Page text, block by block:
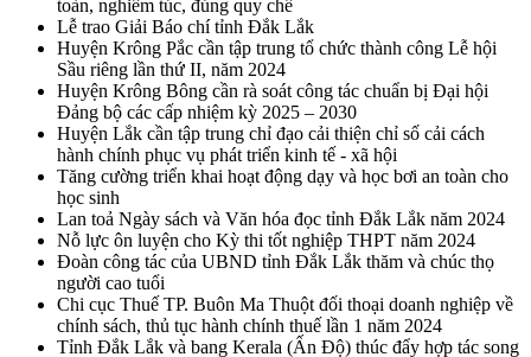
toàn, nghiêm túc, đúng quy chế
Lễ trao Giải Báo chí tỉnh Đắk Lắk
Huyện Krông Pắc cần tập trung tổ chức thành công Lễ hội
Sầu riêng lần thứ II, năm 2024
Huyện Krông Bông cần rà soát công tác chuẩn bị Đại hội
Đảng bộ các cấp nhiệm kỳ 2025 – 2030
Huyện Lắk cần tập trung chỉ đạo cải thiện chỉ số cải cách
hành chính phục vụ phát triển kinh tế - xã hội
Tăng cường triển khai hoạt động dạy và học bơi an toàn cho
học sinh
Lan toả Ngày sách và Văn hóa đọc tỉnh Đắk Lắk năm 2024
Nỗ lực ôn luyện cho Kỳ thi tốt nghiệp THPT năm 2024
Đoàn công tác của UBND tỉnh Đắk Lắk thăm và chúc thọ
người cao tuổi
Chi cục Thuế TP. Buôn Ma Thuột đối thoại doanh nghiệp về
chính sách, thủ tục hành chính thuế lần 1 năm 2024
Tỉnh Đắk Lắk và bang Kerala (Ấn Độ) thúc đẩy hợp tác song